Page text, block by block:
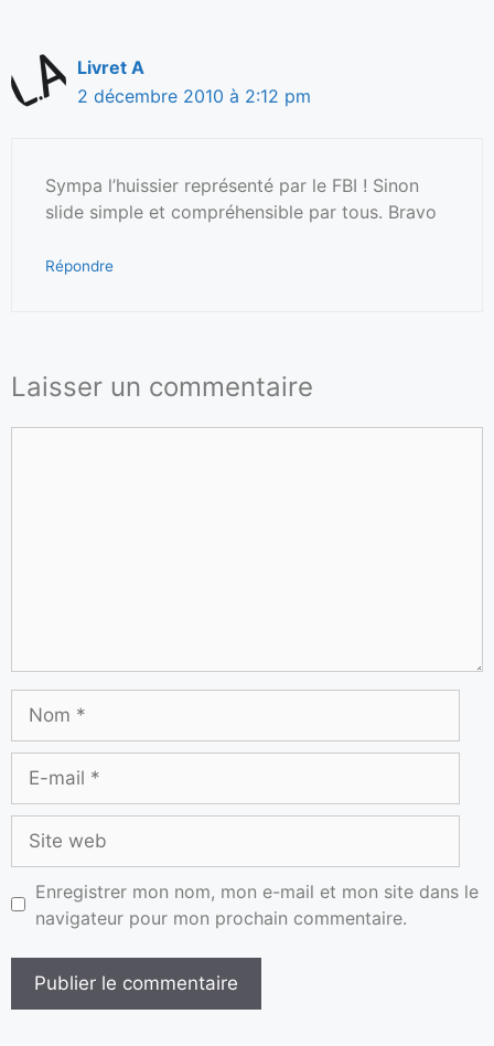
Livret A
2 décembre 2010 à 2:12 pm
Sympa l’huissier représenté par le FBI ! Sinon
slide simple et compréhensible par tous. Bravo
Répondre
Laisser un commentaire
Enregistrer mon nom, mon e-mail et mon site dans le
navigateur pour mon prochain commentaire.